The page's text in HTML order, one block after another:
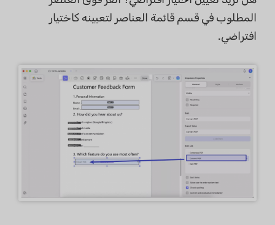
المطلوب في قسم قائمة العناصر لتعيينه كاختيار
افتراضي.